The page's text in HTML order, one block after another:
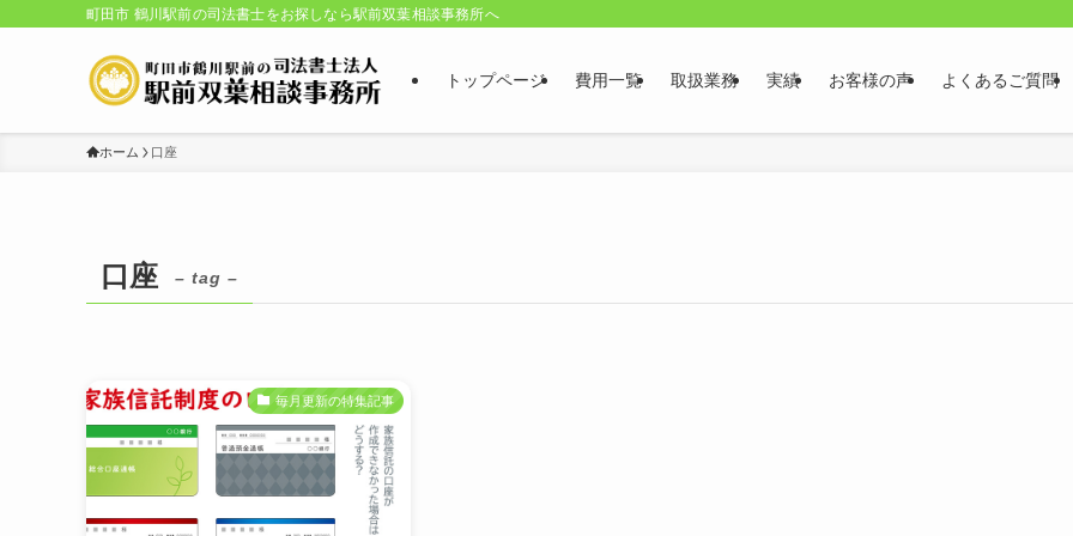
町田市 鶴川駅前の司法書士をお探しなら駅前双葉相談事務所へ
トップページ 費用一覧 取扱業務 実績 お客様の声 よくあるご質問
ホーム 口座
口座 – tag –
毎月更新の特集記事